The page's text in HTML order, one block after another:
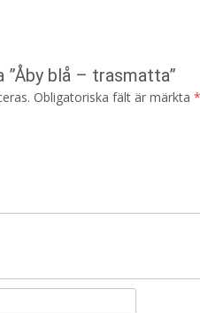
blå – trasmatta”
Obligatoriska fält är märkta *